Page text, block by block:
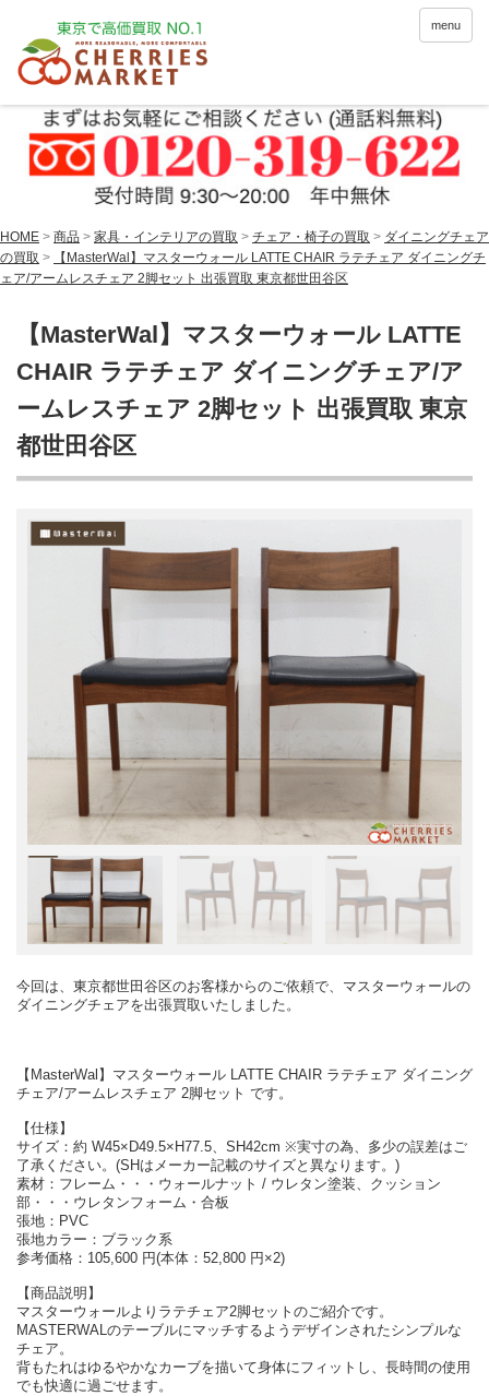
menu
HOME > 商品 > 家具・インテリアの買取 > チェア・椅子の買取 > ダイニングチェア
の買取 >
【MasterWal】マスターウォール LATTE CHAIR ラテチェア ダイニングチ
ェア/アームレスチェア 2脚セット 出張買取 東京都世田谷区
【MasterWal】マスターウォール LATTE
CHAIR ラテチェア ダイニングチェア/ア
ームレスチェア 2脚セット 出張買取 東京
都世田谷区
今回は、東京都世田谷区のお客様からのご依頼で、マスターウォールの
ダイニングチェアを出張買取いたしました。
【MasterWal】マスターウォール LATTE CHAIR ラテチェア ダイニング
チェア/アームレスチェア 2脚セット です。
【仕様】
サイズ：約 W45×D49.5×H77.5、SH42cm ※実寸の為、多少の誤差はご
了承ください。(SHはメーカー記載のサイズと異なります。)
素材：フレーム・・・ウォールナット / ウレタン塗装、クッション
部・・・ウレタンフォーム・合板
張地：PVC
張地カラー：ブラック系
参考価格：105,600 円(本体：52,800 円×2)
【商品説明】
マスターウォールよりラテチェア2脚セットのご紹介です。
MASTERWALのテーブルにマッチするようデザインされたシンプルな
チェア。
背もたれはゆるやかなカーブを描いて身体にフィットし、長時間の使用
でも快適に過ごせます。